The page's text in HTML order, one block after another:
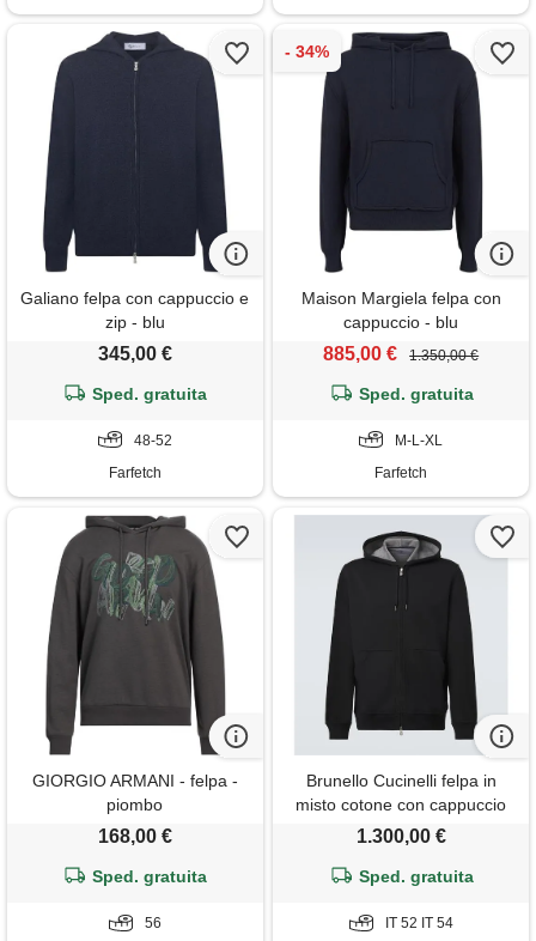
Galiano felpa con cappuccio e
zip - blu
345,00 €
Sped. gratuita
48-52
Farfetch
Maison Margiela felpa con
cappuccio - blu
885,00 € 1.350,00 €
Sped. gratuita
M-L-XL
Farfetch
GIORGIO ARMANI - felpa -
piombo
168,00 €
Sped. gratuita
56
Brunello Cucinelli felpa in
misto cotone con cappuccio
1.300,00 €
Sped. gratuita
IT 52 IT 54